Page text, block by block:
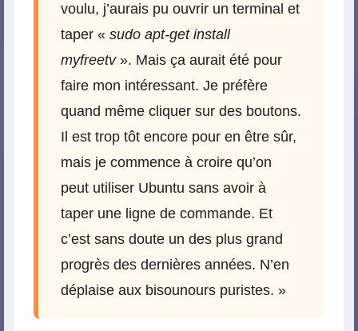
voulu, j’aurais pu ouvrir un terminal et
taper « sudo apt-get install
myfreetv». Mais ça aurait été pour
faire mon intéressant. Je préfère
quand même cliquer sur des boutons.
Il est trop tôt encore pour en être sûr,
mais je commence à croire qu’on
peut utiliser Ubuntu sans avoir à
taper une ligne de commande. Et
c’est sans doute un des plus grand
progrès des dernières années. N’en
déplaise aux bisounours puristes. »